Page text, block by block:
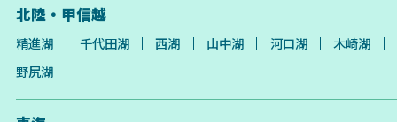
北陸・甲信越
精進湖 千代田湖 西湖 山中湖 河口湖
木崎湖
野尻湖